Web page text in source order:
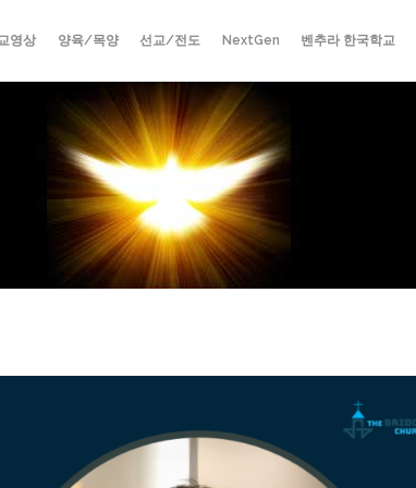
영상 양육/목양 선교/전도 NextGen 벤추라 한국학교